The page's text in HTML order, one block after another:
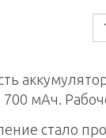
мАч.
стало